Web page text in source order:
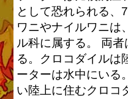
として恐れられる、
ワニやナイルワニは
ル科に属する。 両
る。クロコダイルは
ーターは水中にいる
い陸上に住むクロコ